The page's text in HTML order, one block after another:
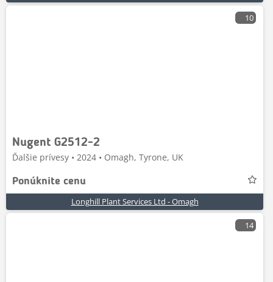
10
Nugent G2512-2
Ďalšie prívesy • 2024 • Omagh, Tyrone, UK
Ponúknite cenu
Longhill Plant Services Ltd - Omagh
14